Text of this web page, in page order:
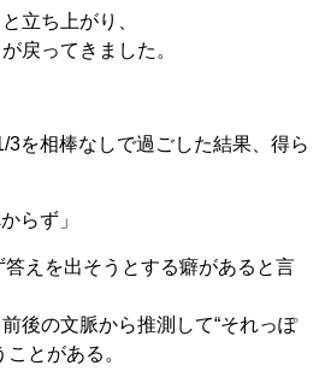
立ち上がり、
戻ってきました。
3を相棒なしで過ごした結果、得ら
らず」
えを出そうとする癖があると言
後の文脈から推測して“それっぽ
とがある。